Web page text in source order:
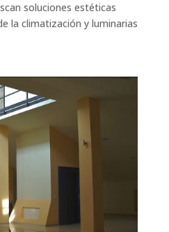
soluciones estéticas
la climatización y luminarias